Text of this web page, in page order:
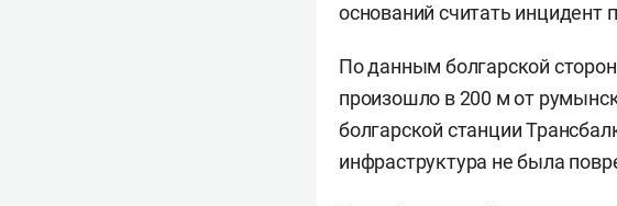
оснований считать
По данным болгарской
произошло в 200 м от
болгарской станции
инфраструктура не была